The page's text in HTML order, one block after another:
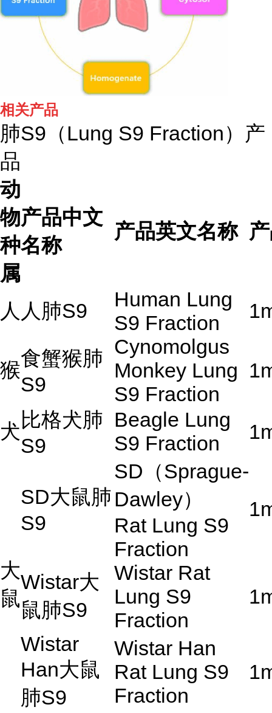
相关产品
肺S9（Lung S9 Fraction）产
品
动
物
种
属
产品中文
名称
产品英文名称
人 人肺S9
Human Lung
S9 Fraction
猴食蟹猴肺
S9
Cynomolgus
Monkey Lung
S9 Fraction
犬比格犬肺
S9
Beagle Lung
S9 Fraction
大
鼠
SD大鼠肺
S9
SD （Sprague-
Dawley）
Rat Lung S9
Fraction
Wistar大
鼠肺S9
Wistar Rat
Lung S9
Fraction
Wistar
Han大鼠
肺S9
Wistar Han
Rat Lung S9
Fraction